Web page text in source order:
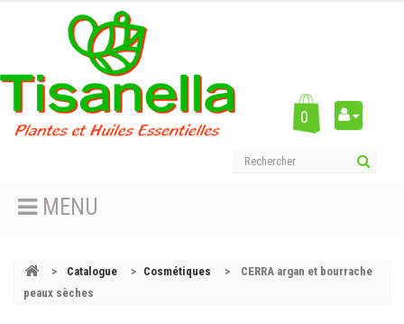
0
MENU
> Catalogue > Cosmétiques >
CERRA argan et bourrache
peaux sèches